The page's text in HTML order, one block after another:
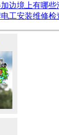
边境上有哪些
工安装维修检